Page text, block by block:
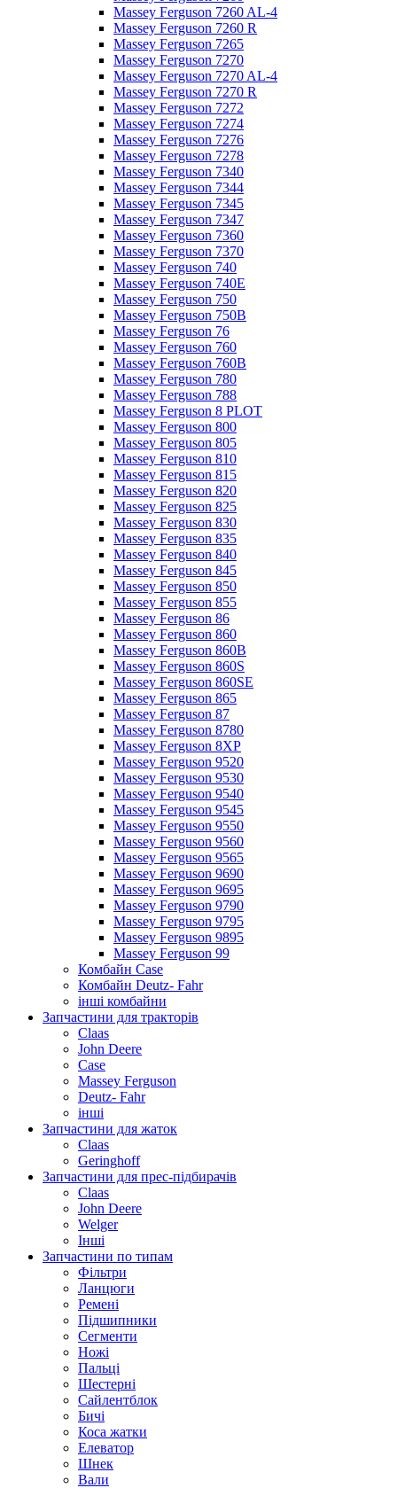
Massey Ferguson 7260 AL-4
Massey Ferguson 7260 R
Massey Ferguson 7265
Massey Ferguson 7270
Massey Ferguson 7270 AL-4
Massey Ferguson 7270 R
Massey Ferguson 7272
Massey Ferguson 7274
Massey Ferguson 7276
Massey Ferguson 7278
Massey Ferguson 7340
Massey Ferguson 7344
Massey Ferguson 7345
Massey Ferguson 7347
Massey Ferguson 7360
Massey Ferguson 7370
Massey Ferguson 740
Massey Ferguson 740E
Massey Ferguson 750
Massey Ferguson 750B
Massey Ferguson 76
Massey Ferguson 760
Massey Ferguson 760B
Massey Ferguson 780
Massey Ferguson 788
Massey Ferguson 8 PLOT
Massey Ferguson 800
Massey Ferguson 805
Massey Ferguson 810
Massey Ferguson 815
Massey Ferguson 820
Massey Ferguson 825
Massey Ferguson 830
Massey Ferguson 835
Massey Ferguson 840
Massey Ferguson 845
Massey Ferguson 850
Massey Ferguson 855
Massey Ferguson 86
Massey Ferguson 860
Massey Ferguson 860B
Massey Ferguson 860S
Massey Ferguson 860SE
Massey Ferguson 865
Massey Ferguson 87
Massey Ferguson 8780
Massey Ferguson 8XP
Massey Ferguson 9520
Massey Ferguson 9530
Massey Ferguson 9540
Massey Ferguson 9545
Massey Ferguson 9550
Massey Ferguson 9560
Massey Ferguson 9565
Massey Ferguson 9690
Massey Ferguson 9695
Massey Ferguson 9790
Massey Ferguson 9795
Massey Ferguson 9895
Massey Ferguson 99
Комбайн Case
Комбайн Deutz- Fahr
інші комбайни
Запчастини для тракторів
Claas
John Deere
Case
Massey Ferguson
Deutz- Fahr
інші
Запчастини для жаток
Claas
Geringhoff
Запчастини для прес-підбирачів
Claas
John Deere
Welger
Інші
Запчастини по типам
Фільтри
Ланцюги
Ремені
Підшипники
Сегменти
Ножі
Пальці
Шестерні
Сайлентблок
Бичі
Коса жатки
Елеватор
Шнек
Вали